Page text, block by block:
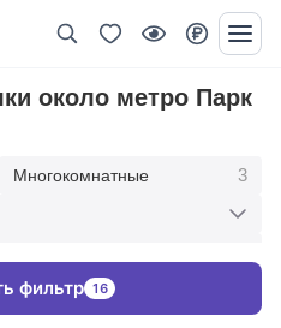
около метро Парк
Многокомнатные 3
Двухкомнатные
фильтр 16